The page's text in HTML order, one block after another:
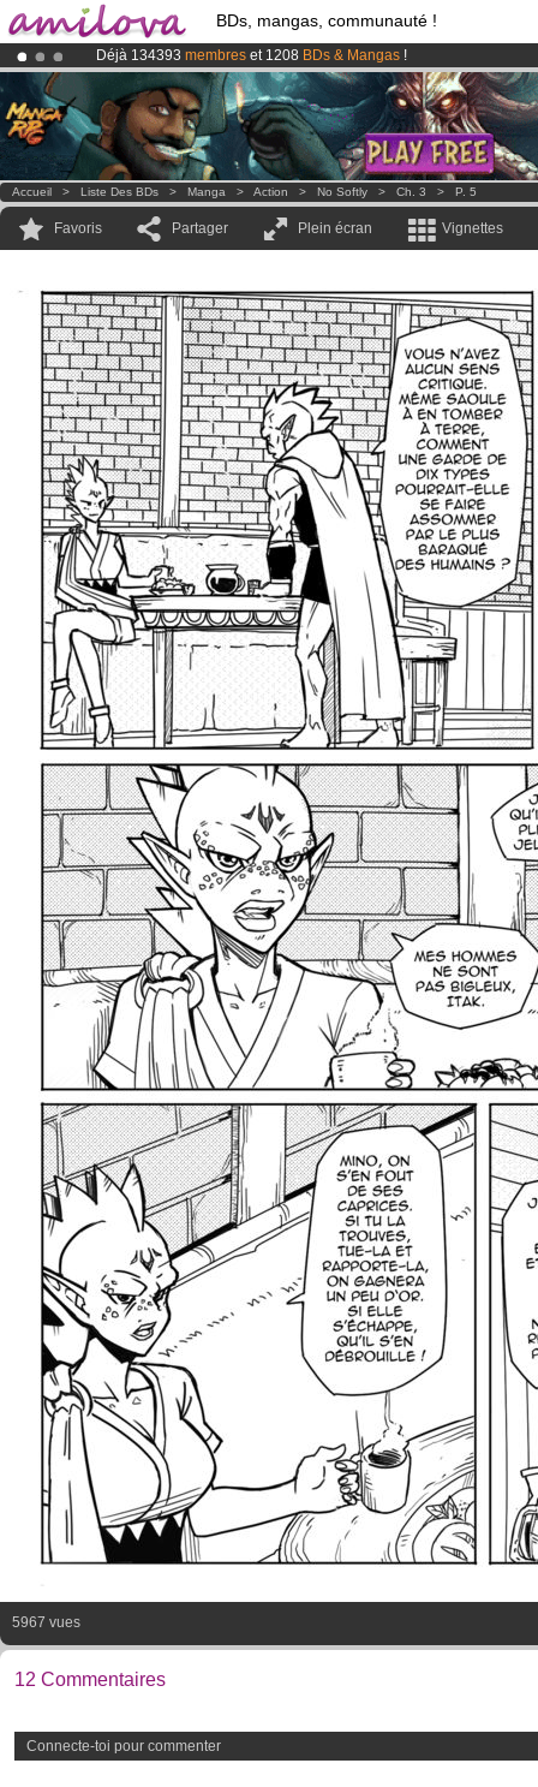
BDs, mangas, communauté !
Déjà 134393 membres et 1208 BDs & Mangas !
Abonnement premium: à partir de3.95 eurospar mois !Clique ici
LeKickstarter Amilova est désormais lancé
Accueil > Liste Des BDs > Manga > Action > No Softly > Ch. 3 > P. 5
Favoris Partager Plein écran Vignettes
5967 vues
12 Commentaires
Connecte-toi pour commenter